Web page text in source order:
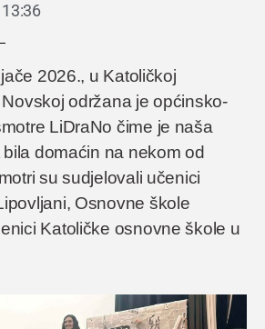
13:36
2026., u Katoličkoj
održana je općinsko-
LiDraNo čime je naša
domaćin na nekom od
su sudjelovali učenici
Osnovne škole
Katoličke osnovne škole u